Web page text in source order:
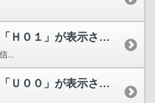
（エラー表示）リモコンに「Ｈ０１」が表示されています。
...
（エラー表示）リモコンに「Ｕ００」が表示されています。